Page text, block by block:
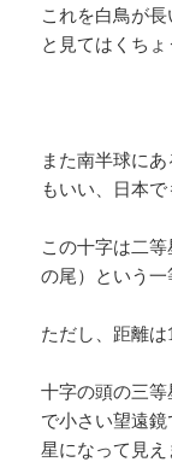
これを白鳥が
と見てはくちょ
また南半球に
もいい、日本
この十字は二
の尾）という一
ただし、距離は
十字の頭の三
で小さい望遠
星になって見え